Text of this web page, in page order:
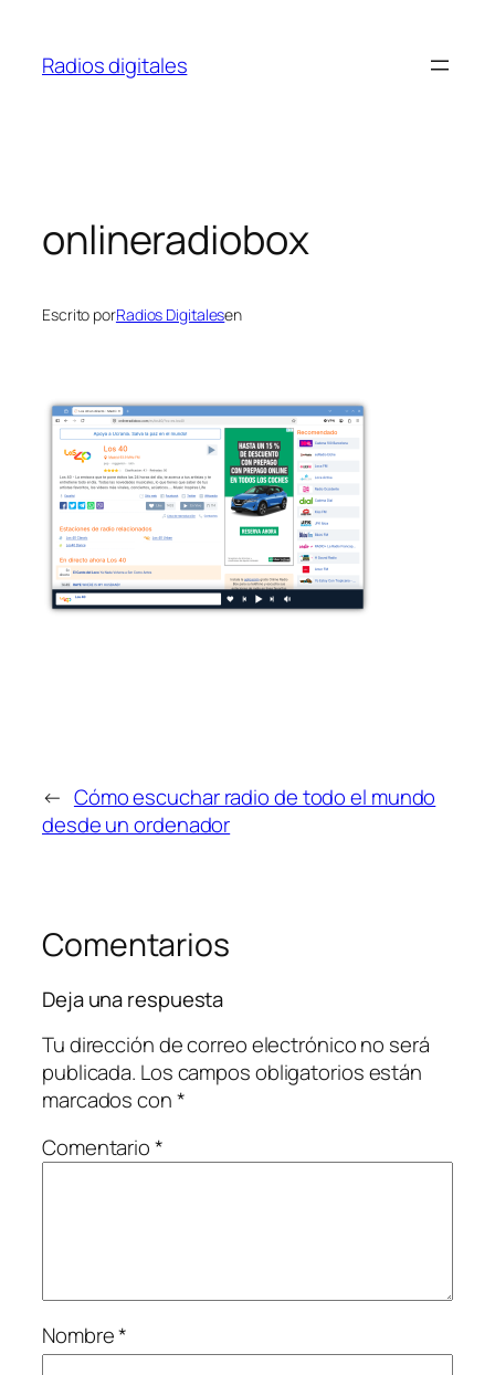
contenido
Radios digitales
onlineradiobox
Escrito porRadios Digitalesen
← Cómo escuchar radio de todo el mundo
desde un ordenador
Comentarios
Deja una respuesta
Tu dirección de correo electrónico no será
publicada. Los campos obligatorios están
marcados con*
Comentario*
Nombre*